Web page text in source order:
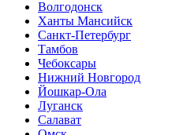
Волгодонск
Ханты Мансийск
Санкт-Петербург
Тамбов
Чебоксары
Нижний Новгород
Йошкар-Ола
Луганск
Салават